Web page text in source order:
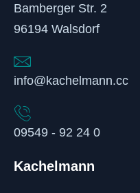
Bamberger Str. 2
96194 Walsdorf
info@kachelmann.cc
09549 - 92 24 0
Kachelmann